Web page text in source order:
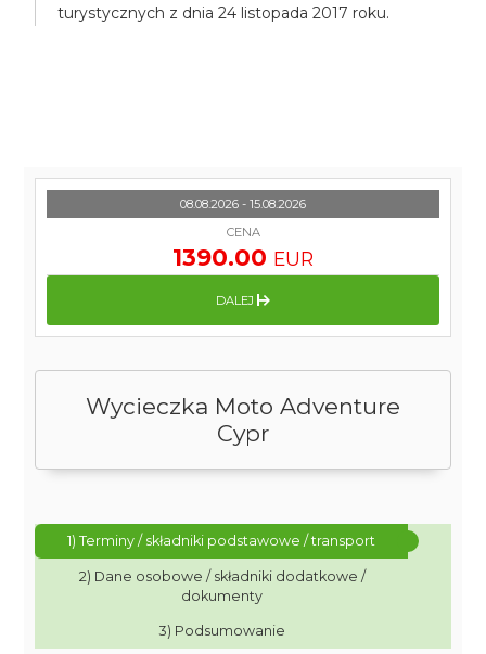
turystycznych z dnia 24 listopada 2017 roku.
Wycieczka Moto Adventure
Cypr
1) Terminy / składniki podstawowe / transport
2) Dane osobowe / składniki dodatkowe /
dokumenty
3) Podsumowanie
08.08.2026 - 15.08.2026
CENA
1390.00 EUR
DALEJ